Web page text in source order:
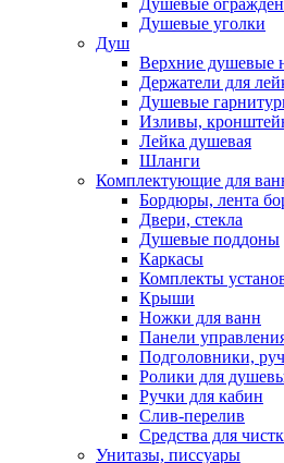
Душевые уголки
Душ
Верхние душевые
Держатели для
Душевые
Изливы,
Лейка душевая
Шланги
Комплектующие для
Бордюры, лента
Двери, стекла
Душевые поддоны
Каркасы
Комплекты
Крыши
Ножки для ванн
Панели
Подголовники,
Ролики для
Ручки для кабин
Слив-перелив
Средства для
Унитазы, писсуары